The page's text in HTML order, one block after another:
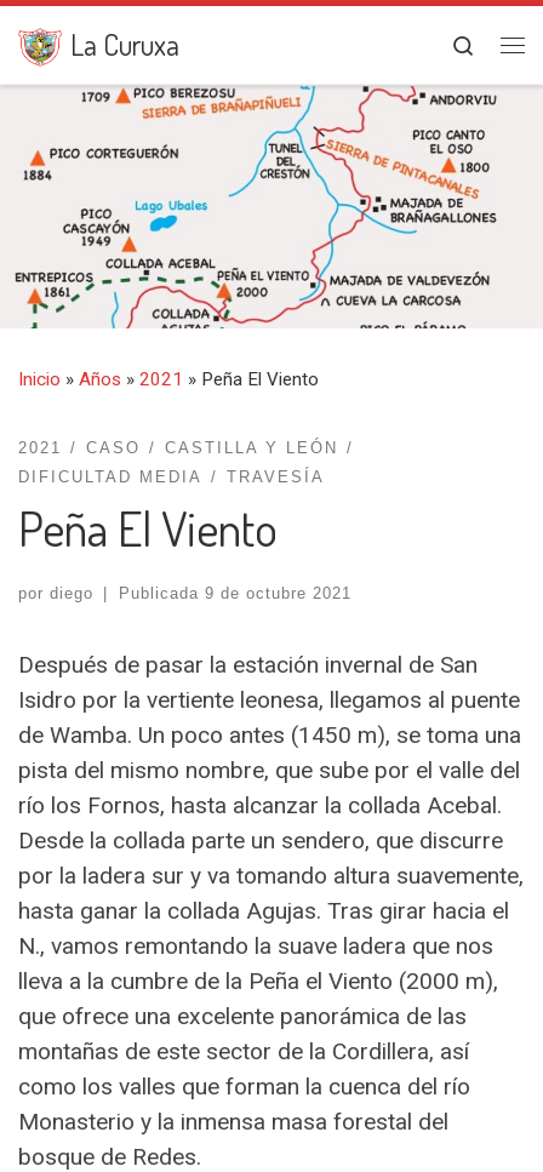
Saltar al contenido
La Curuxa
Search
Inicio » Años » 2021 » Peña El Viento
2021 CASO
CASTILLA Y LEÓN
DIFICULTAD MEDIA
TRAVESÍA
Peña El Viento
por diego Publicada 9 de octubre 2021
Después de pasar la estación invernal de San
Isidro por la vertiente leonesa, llegamos al puente
de Wamba. Un poco antes (1450 m), se toma una
pista del mismo nombre, que sube por el valle del
río los Fornos, hasta alcanzar la collada Acebal.
Desde la collada parte un sendero, que discurre
por la ladera sur y va tomando altura suavemente,
hasta ganar la collada Agujas. Tras girar hacia el
N., vamos remontando la suave ladera que nos
lleva a la cumbre de la Peña el Viento (2000 m),
que ofrece una excelente panorámica de las
montañas de este sector de la Cordillera, así
como los valles que forman la cuenca del río
Monasterio y la inmensa masa forestal del
bosque de Redes.